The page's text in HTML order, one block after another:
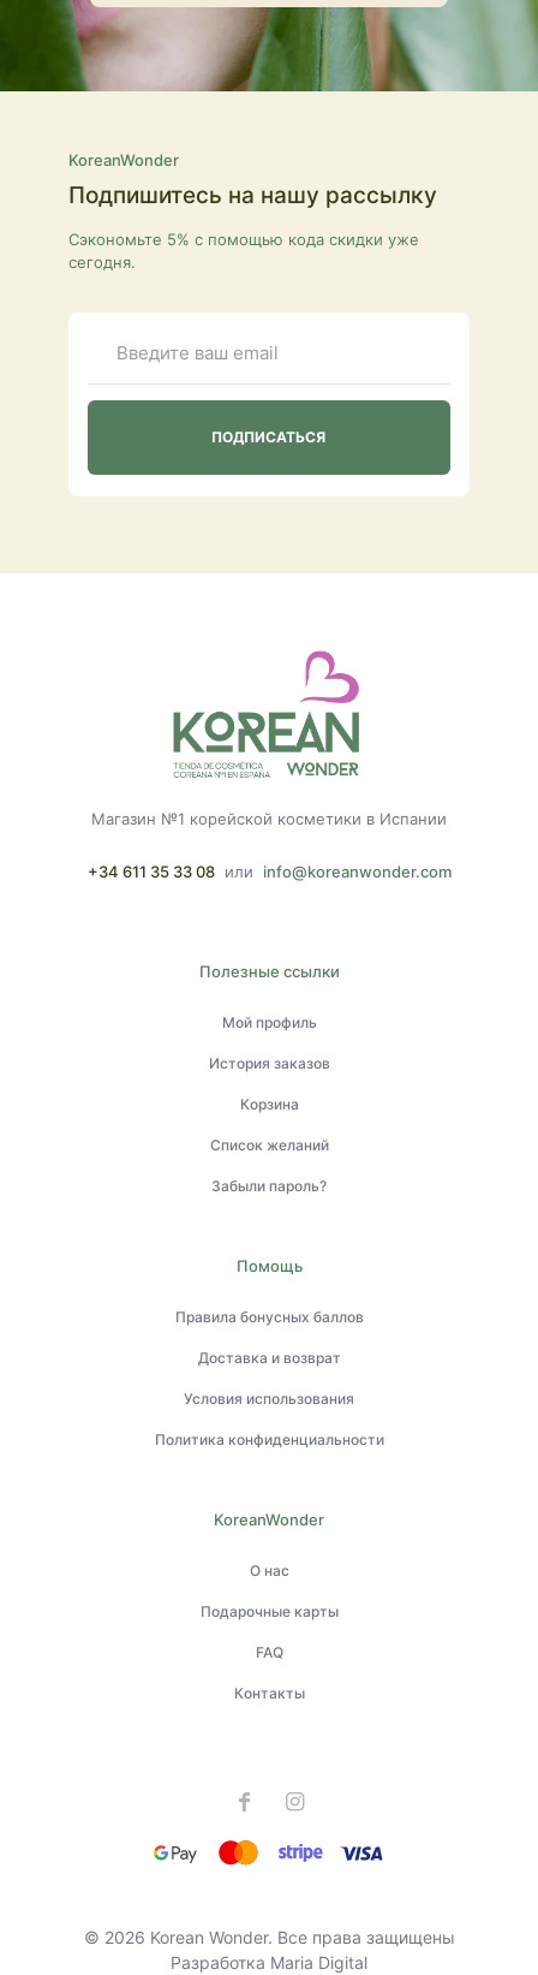
KoreanWonder
Подпишитесь на нашу рассылку
Сэкономьте 5% с помощью кода скидки уже
сегодня.
Магазин №1 корейской косметики в Испании
+34 611 35 33 08 или info@koreanwonder.com
Полезные ссылки
Мой профиль
История заказов
Корзина
Список желаний
Забыли пароль?
Помощь
Правила бонусных баллов
Доставка и возврат
Условия использования
Политика конфиденциальности
KoreanWonder
О нас
Подарочные карты
FAQ
Контакты
© 2026 Korean Wonder. Все права защищены
Разработка Maria Digital